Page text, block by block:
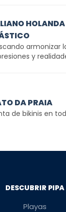
armonizar
y
DA PRAIA
de bikinis en
DESCUBRIR PIPA
Playas